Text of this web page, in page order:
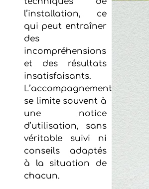
l’installation, ce
qui peut entraîner
des
incompréhensions
et des résultats
insatisfaisants.
L’accompagnement
se limite souvent à
une notice
d’utilisation, sans
véritable suivi ni
conseils adaptés
à la situation de
chacun.